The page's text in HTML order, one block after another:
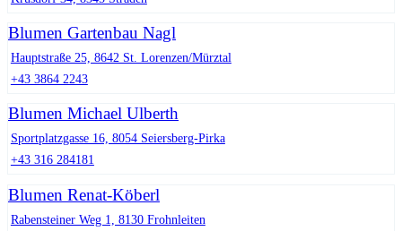
Blumen Gartenbau Nagl
Hauptstraße 25, 8642 St. Lorenzen/Mürztal
+43 3864 2243
Blumen Michael Ulberth
Sportplatzgasse 16, 8054 Seiersberg-Pirka
+43 316 284181
Blumen Renat-Köberl
Rabensteiner Weg 1, 8130 Frohnleiten